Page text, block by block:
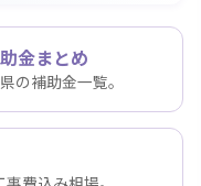
金まとめ
の補助金一覧。